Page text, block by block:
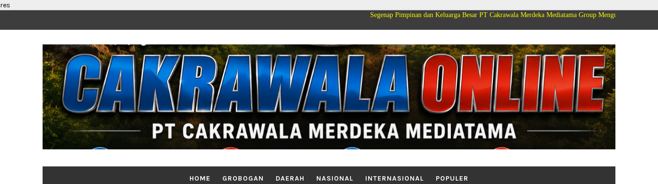
res
Segenap Pimpinan dan Keluarga Besar PT Cakrawala Merdeka Mediatama Group Mengucapkan Selamat Dirgahayu
HOME GROBOGAN DAERAH NASIONAL INTERNASIONAL POPULER